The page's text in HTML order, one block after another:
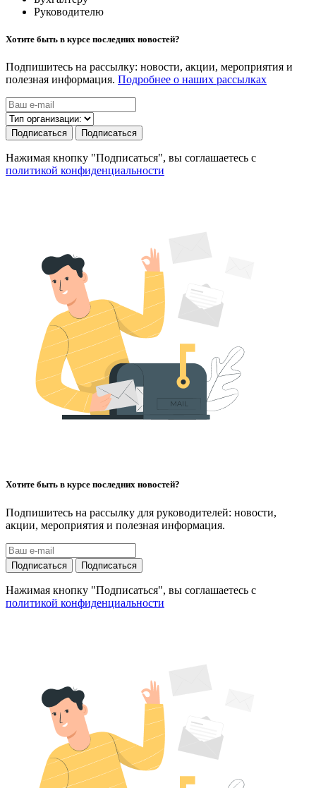
Руководителю
Хотите быть в курсе последних новостей?
Подпишитесь на рассылку: новости, акции, мероприятия и
полезная информация. Подробнее о наших рассылках
Подписаться Подписаться
Нажимая кнопку "Подписаться", вы соглашаетесь с
политикой конфиденциальности
Хотите быть в курсе последних новостей?
Подпишитесь на рассылку для руководителей: новости,
акции, мероприятия и полезная информация.
Подписаться Подписаться
Нажимая кнопку "Подписаться", вы соглашаетесь с
политикой конфиденциальности